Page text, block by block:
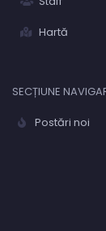
Hartă
SECȚIUNE
Postări noi